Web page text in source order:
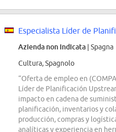
Azienda non indicata | Spagna
Cultura, Spagnolo
“Oferta de empleo en
Líder de Planificación
impacto en cadena de
planificación, inventarios y
producción, compras y
analíticas y experiencia en